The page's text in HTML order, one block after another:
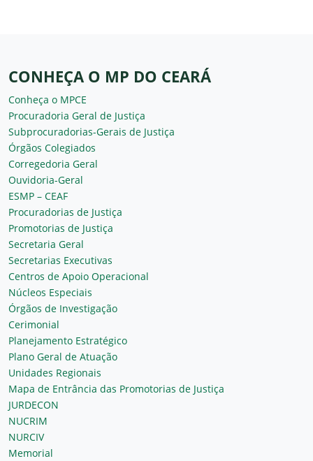
CONHEÇA O MP DO CEARÁ
Conheça o MPCE
Procuradoria Geral de Justiça
Subprocuradorias-Gerais de Justiça
Órgãos Colegiados
Corregedoria Geral
Ouvidoria-Geral
ESMP – CEAF
Procuradorias de Justiça
Promotorias de Justiça
Secretaria Geral
Secretarias Executivas
Centros de Apoio Operacional
Núcleos Especiais
Órgãos de Investigação
Cerimonial
Planejamento Estratégico
Plano Geral de Atuação
Unidades Regionais
Mapa de Entrância das Promotorias de Justiça
JURDECON
NUCRIM
NURCIV
Memorial